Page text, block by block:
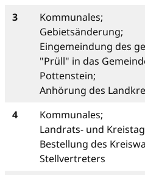
3
Kommunales;
Gebietsänderung;
Eingemeindung des
"Prüll" in das
Pottenstein;
Anhörung des
4
Kommunales;
Landrats- und
Bestellung des
Stellvertreters